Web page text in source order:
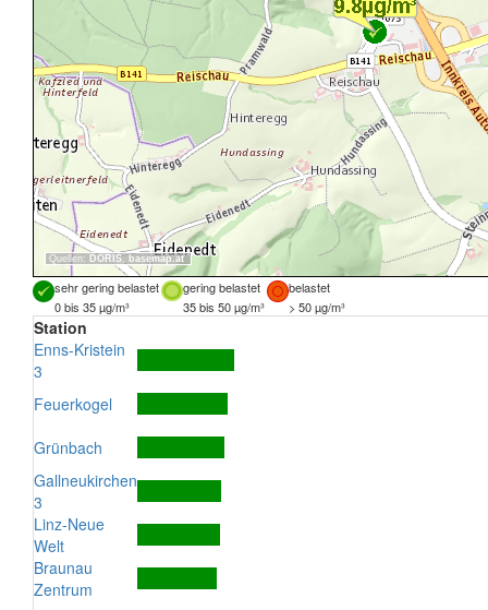
Quellen: DORIS, basemap.at
sehr gering belastet gering belastet
belastet
0 bis 35 µg/m³
35 bis 50 µg/m³ > 50 µg/m³
Station
Enns-Kristein
3
Feuerkogel
Grünbach
Gallneukirchen
3
Linz-Neue
Welt
Braunau
Zentrum